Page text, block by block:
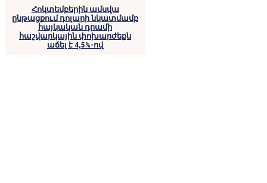
Հոկտեմբերին ամսվա
ընթացքում դոլարի նկատմամբ
հայկական դրամի
հաշվարկային փոխարժեքն
աճել է 4,5%-ով